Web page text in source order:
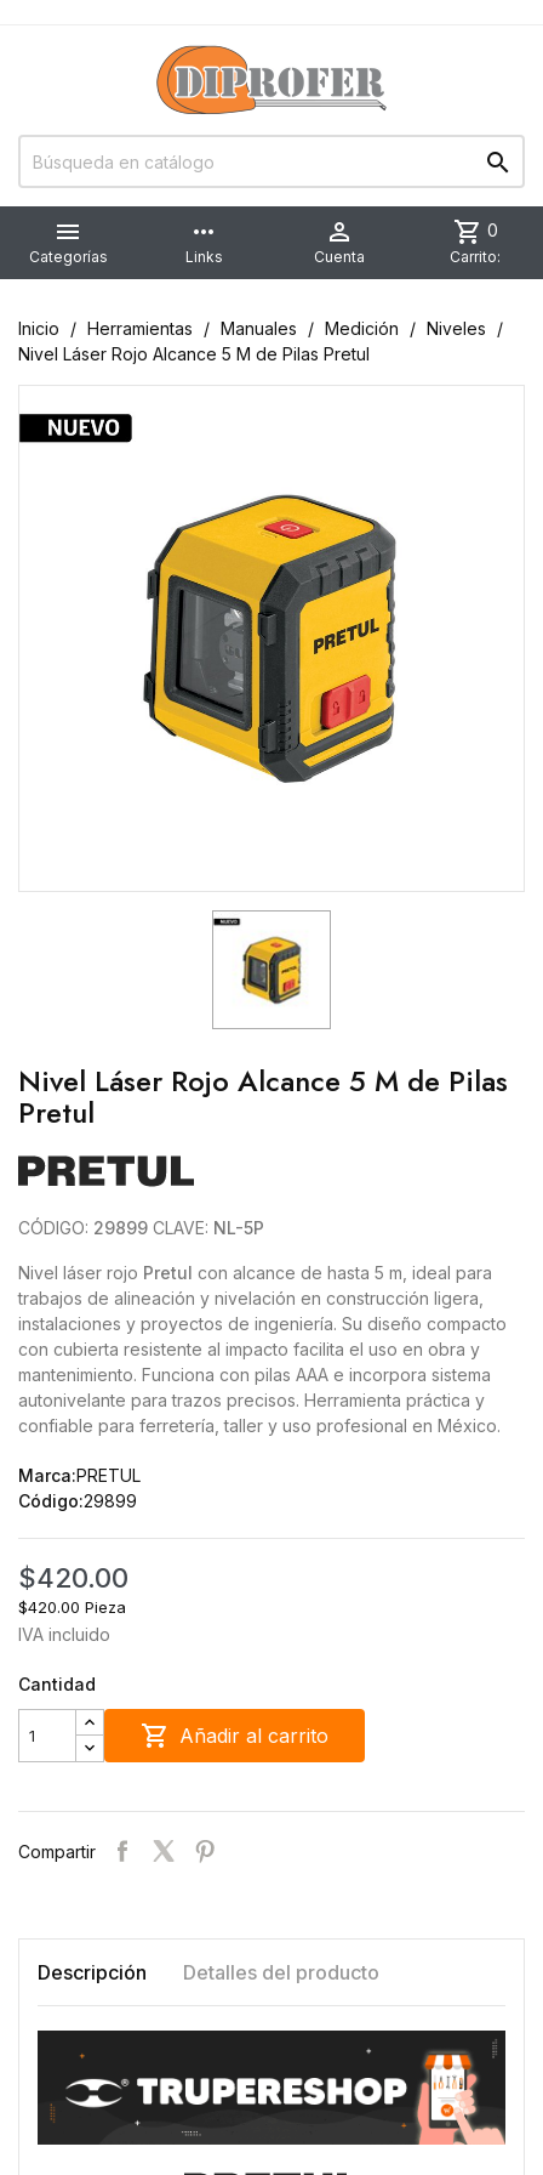


Categorías
more_horiz
Links

Cuenta
shopping_cart 0
Carrito:
Inicio Herramientas Manuales Medición
Niveles
Nivel Láser Rojo Alcance 5 M de Pilas Pretul
Nivel Láser Rojo Alcance 5 M de Pilas
Pretul
CÓDIGO: 29899 CLAVE: NL-5P
Nivel láser rojo Pretul con alcance de hasta 5 m, ideal para
trabajos de alineación y nivelación en construcción ligera,
instalaciones y proyectos de ingeniería. Su diseño compacto
con cubierta resistente al impacto facilita el uso en obra y
mantenimiento. Funciona con pilas AAA e incorpora sistema
autonivelante para trazos precisos. Herramienta práctica y
confiable para ferretería, taller y uso profesional en México.
Marca:PRETUL
Código:29899
$420.00
$420.00 Pieza
IVA incluido
Cantidad
 Añadir al carrito
Compartir
Descripción Detalles del producto